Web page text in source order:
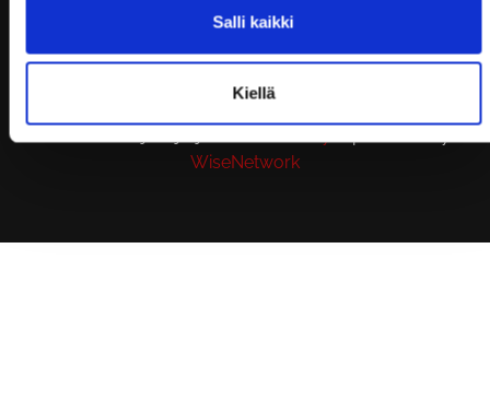
Salli kaikki
Kiellä
WiseNetwork